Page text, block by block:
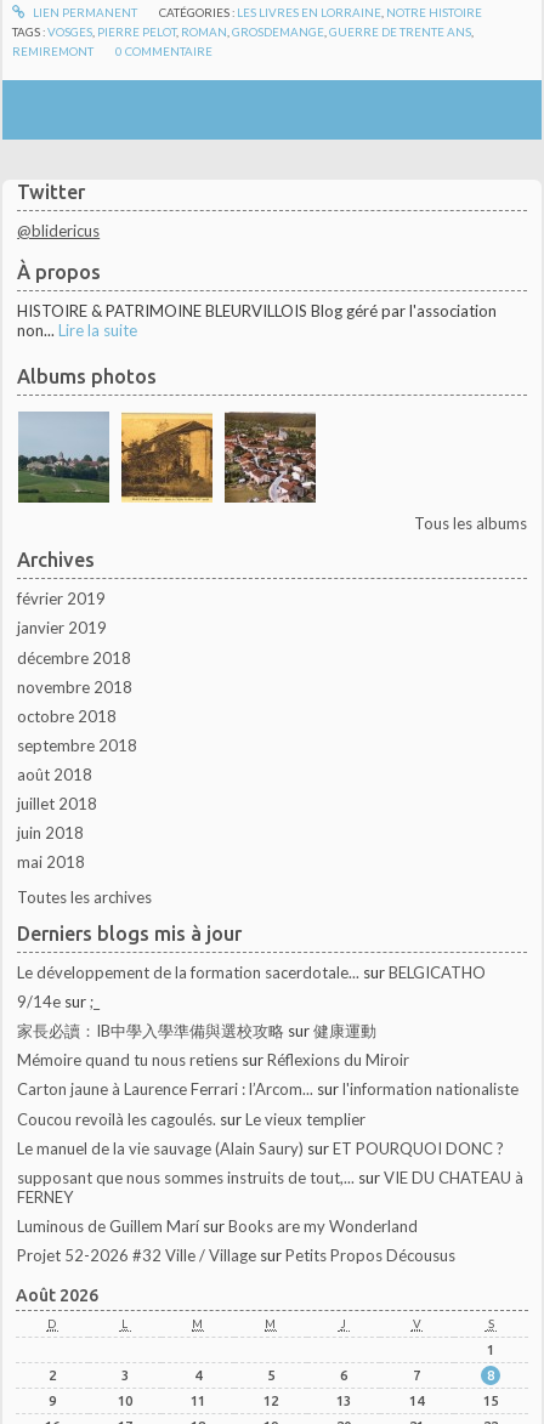
Twitter
@blidericus
À propos
HISTOIRE & PATRIMOINE BLEURVILLOIS Blog géré par l'association
non... Lire la suite
Albums photos
Tous les albums
Archives
février 2019
janvier 2019
décembre 2018
novembre 2018
octobre 2018
septembre 2018
août 2018
juillet 2018
juin 2018
mai 2018
Toutes les archives
Derniers blogs mis à jour
Le développement de la formation sacerdotale... surBELGICATHO
9/14e sur;_
家長必讀：IB中學入學準備與選校攻略 sur健康運動
Mémoire quand tu nous retiens surRéflexions du Miroir
Carton jaune à Laurence Ferrari : l’Arcom... surl'information nationaliste
Coucou revoilà les cagoulés. surLe vieux templier
Le manuel de la vie sauvage (Alain Saury) surET POURQUOI DONC ?
supposant que nous sommes instruits de tout,... surVIE DU CHATEAU à
FERNEY
Luminous de Guillem Marí surBooks are my Wonderland
Projet 52-2026 #32 Ville / Village surPetits Propos Décousus
Août 2026
D L M M J V S
1
2
3 4 5 6 7
8
9
10 11 12 13 14
15
LIEN PERMANENT CATÉGORIES : LES LIVRES EN LORRAINE, NOTRE HISTOIRE
TAGS :VOSGES PIERRE PELOT, ROMAN ,GROSDEMANGE ,GUERRE DE TRENTE ANS
REMIREMONT
0 COMMENTAIRE